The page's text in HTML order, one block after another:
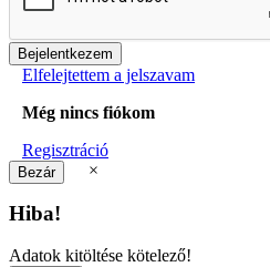
Elfelejtettem a jelszavam
Még nincs fiókom
Regisztráció
×
Hiba!
Adatok kitöltése kötelező!